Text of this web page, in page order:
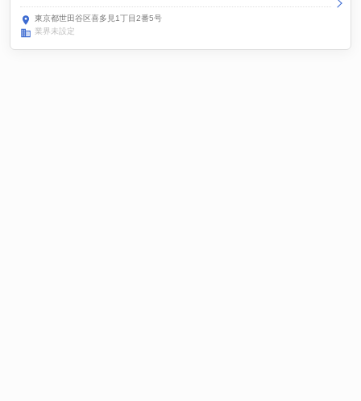
東京都世田谷区喜多見1丁目2番5号
業界未設定